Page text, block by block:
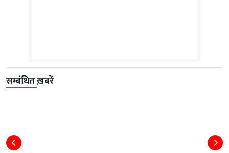
सम्बंधित ख़बरें